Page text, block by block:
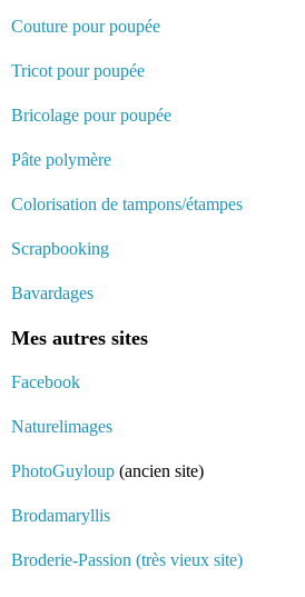
Couture pour poupée
Tricot pour poupée
Bricolage pour poupée
Pâte polymère
Colorisation de tampons/étampes
Scrapbooking
Bavardages
Mes autres sites
Facebook
Naturelimages
PhotoGuyloup (ancien site)
Brodamaryllis
Broderie-Passion (très vieux site)